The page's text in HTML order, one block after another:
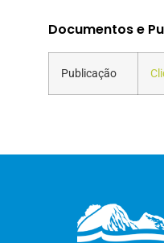
Documentos e
Publicação